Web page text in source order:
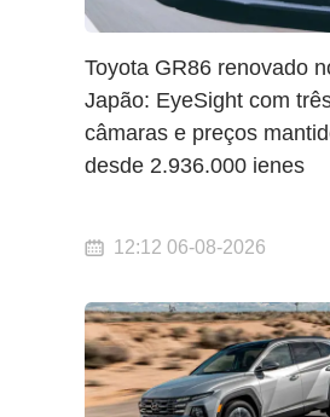
Toyota GR86 renovado
Japão: EyeSight com
câmaras e preços
desde 2.936.000 ienes
12:12 06-08-2026